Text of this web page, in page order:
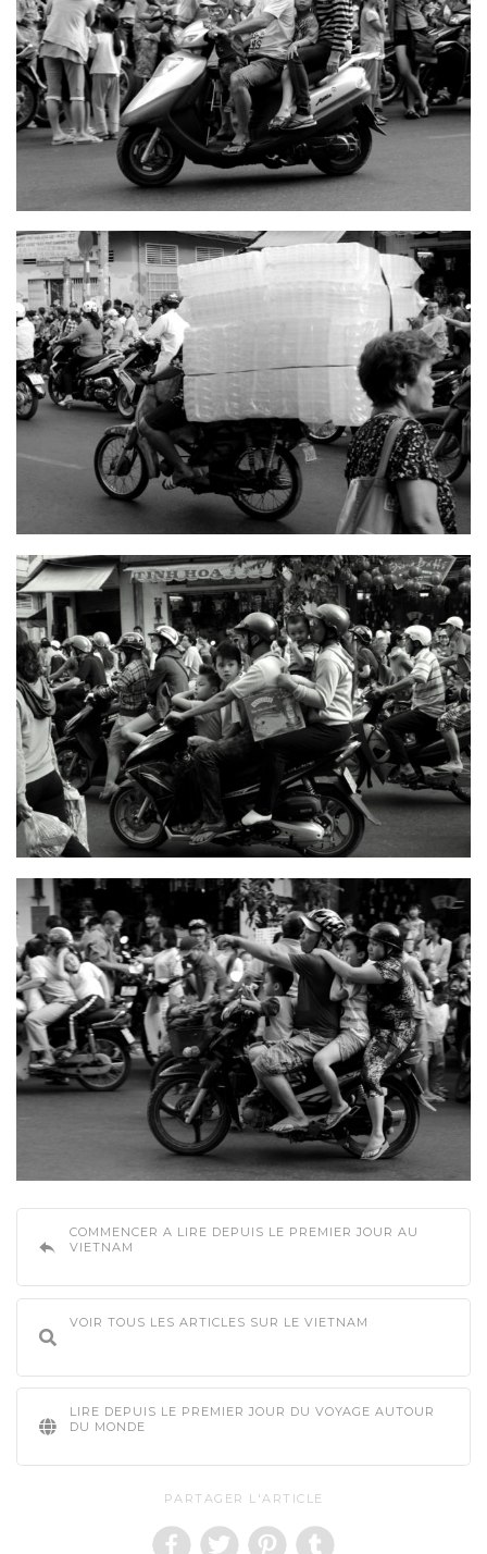
COMMENCER A LIRE DEPUIS LE PREMIER JOUR AU
VIETNAM
VOIR TOUS LES ARTICLES SUR LE VIETNAM
LIRE DEPUIS LE PREMIER JOUR DU VOYAGE AUTOUR
DU MONDE
PARTAGER L'ARTICLE